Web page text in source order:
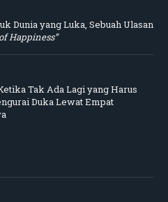
Dunia yang Luka, Sebuah Ulasan
Happiness”
Tak Ada Lagi yang Harus
Duka Lewat Empat